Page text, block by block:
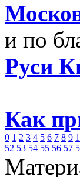
и по
Руси
Как
0 1 2 3 4 5 6 7 8 9
52 53 54 55 56 57